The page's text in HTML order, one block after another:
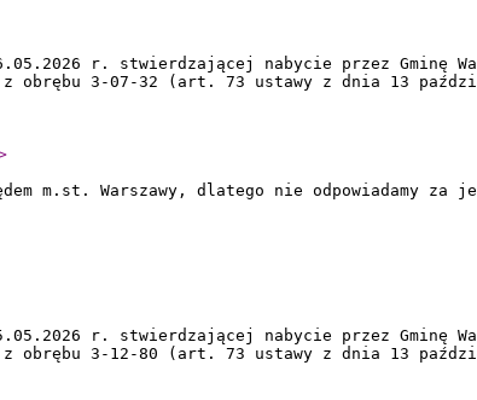
r. stwierdzającej nabycie przez Gminę
z obrębu 3-07-32 (art. 73 ustawy z dnia 13
m.st. Warszawy, dlatego nie odpowiadamy za
r. stwierdzającej nabycie przez Gminę
z obrębu 3-12-80 (art. 73 ustawy z dnia 13